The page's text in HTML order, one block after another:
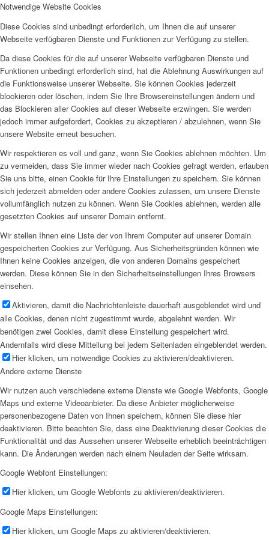
Notwendige Website Cookies
Diese Cookies sind unbedingt erforderlich, um Ihnen die auf unserer
Webseite verfügbaren Dienste und Funktionen zur Verfügung zu stellen.
Da diese Cookies für die auf unserer Webseite verfügbaren Dienste und
Funktionen unbedingt erforderlich sind, hat die Ablehnung Auswirkungen auf
die Funktionsweise unserer Webseite. Sie können Cookies jederzeit
blockieren oder löschen, indem Sie Ihre Browsereinstellungen ändern und
das Blockieren aller Cookies auf dieser Webseite erzwingen. Sie werden
jedoch immer aufgefordert, Cookies zu akzeptieren / abzulehnen, wenn Sie
unsere Website erneut besuchen.
Wir respektieren es voll und ganz, wenn Sie Cookies ablehnen möchten. Um
zu vermeiden, dass Sie immer wieder nach Cookies gefragt werden, erlauben
Sie uns bitte, einen Cookie für Ihre Einstellungen zu speichern. Sie können
sich jederzeit abmelden oder andere Cookies zulassen, um unsere Dienste
vollumfänglich nutzen zu können. Wenn Sie Cookies ablehnen, werden alle
gesetzten Cookies auf unserer Domain entfernt.
Wir stellen Ihnen eine Liste der von Ihrem Computer auf unserer Domain
gespeicherten Cookies zur Verfügung. Aus Sicherheitsgründen können wie
Ihnen keine Cookies anzeigen, die von anderen Domains gespeichert
werden. Diese können Sie in den Sicherheitseinstellungen Ihres Browsers
einsehen.
Aktivieren, damit die Nachrichtenleiste dauerhaft ausgeblendet wird und
alle Cookies, denen nicht zugestimmt wurde, abgelehnt werden. Wir
benötigen zwei Cookies, damit diese Einstellung gespeichert wird.
Andernfalls wird diese Mitteilung bei jedem Seitenladen eingeblendet werden.
Hier klicken, um notwendige Cookies zu aktivieren/deaktivieren.
Andere externe Dienste
Wir nutzen auch verschiedene externe Dienste wie Google Webfonts, Google
Maps und externe Videoanbieter. Da diese Anbieter möglicherweise
personenbezogene Daten von Ihnen speichern, können Sie diese hier
deaktivieren. Bitte beachten Sie, dass eine Deaktivierung dieser Cookies die
Funktionalität und das Aussehen unserer Webseite erheblich beeinträchtigen
kann. Die Änderungen werden nach einem Neuladen der Seite wirksam.
Google Webfont Einstellungen:
Hier klicken, um Google Webfonts zu aktivieren/deaktivieren.
Google Maps Einstellungen:
Hier klicken, um Google Maps zu aktivieren/deaktivieren.